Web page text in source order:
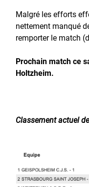
Malgré les efforts
nettement manqué
remporter le match
Prochain match ce
Holtzheim.
Classement actuel